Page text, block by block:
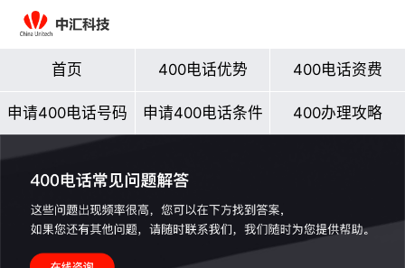
首页 400电话优势 400电话资费
申请400电话号码 申请400电话条件 400办理攻略